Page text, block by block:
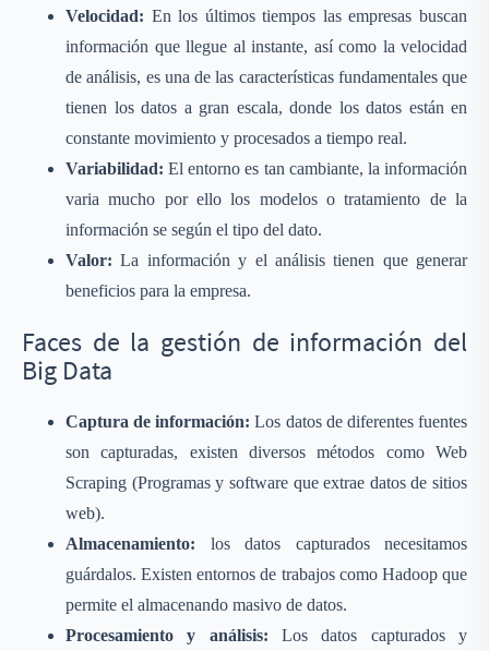
Velocidad: En los últimos tiempos las empresas buscan
información que llegue al instante, así como la velocidad
de análisis, es una de las características fundamentales que
tienen los datos a gran escala, donde los datos están en
constante movimiento y procesados a tiempo real.
Variabilidad:El entorno es tan cambiante, la información
varia mucho por ello los modelos o tratamiento de la
información se según el tipo del dato.
Valor:La información y el análisis tienen que generar
beneficios para la empresa.
Faces de la gestión de información del
Big Data
Captura de información: Los datos de diferentes fuentes
son capturadas, existen diversos métodos como Web
Scraping (Programas y software que extrae datos de sitios
web).
Almacenamiento: los datos capturados necesitamos
guárdalos. Existen entornos de trabajos como Hadoop que
permite el almacenando masivo de datos.
Procesamiento y análisis:Los datos capturados y